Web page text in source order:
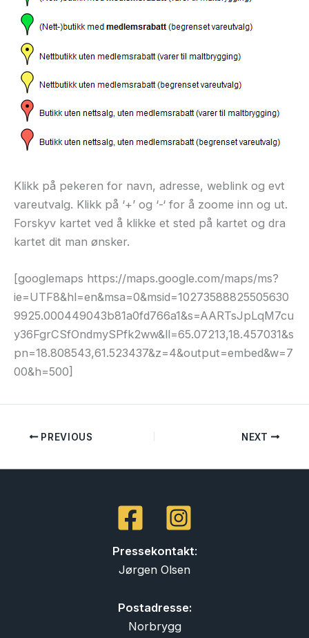
Klikk på pekeren for navn, adresse, weblink og evt
vareutvalg. Klikk på ‘+’ og ‘-‘ for å zoome inn og ut.
Forskyv kartet ved å klikke et sted på kartet og dra
kartet dit man ønsker.
[googlemaps https://maps.google.com/maps/ms?
ie=UTF8&hl=en&msa=0&msid=10273588825505630
9925.000449043b81a0fd766a1&s=AARTsJpLqM7cu
y36FgrCSfOndmySPfk2ww&ll=65.07213,18.457031&s
pn=18.808543,61.523437&z=4&output=embed&w=7
00&h=500]
PREVIOUS NEXT
Pressekontakt:
Jørgen Olsen
Postadresse:
Norbrygg